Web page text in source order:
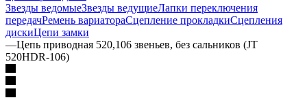
Звезды ведомыеЗвезды ведущиеЛапки переключения
передачРемень вариатораСцепление прокладкиСцепления
дискиЦепи замки
—Цепь приводная 520,106 звеньев, без сальников (JT
520HDR-106)